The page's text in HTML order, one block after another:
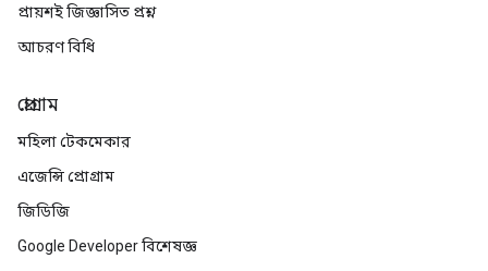
প্রায়শই জিজ্ঞাসিত প্রশ্ন
আচরণ বিধি
প্রোগ্রাম
মহিলা টেকমেকার
এজেন্সি প্রোগ্রাম
জিডিজি
Google Developer বিশেষজ্ঞ